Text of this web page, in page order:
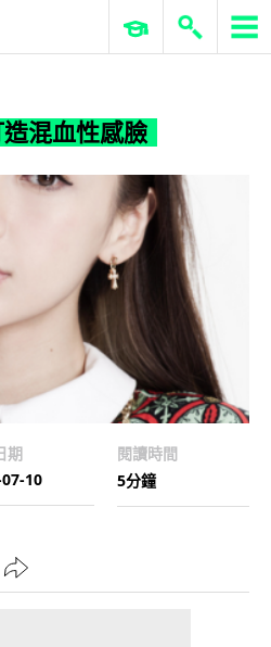
ERP 與商業 AI
混血性感臉
期
10
閱讀時間
5分鐘